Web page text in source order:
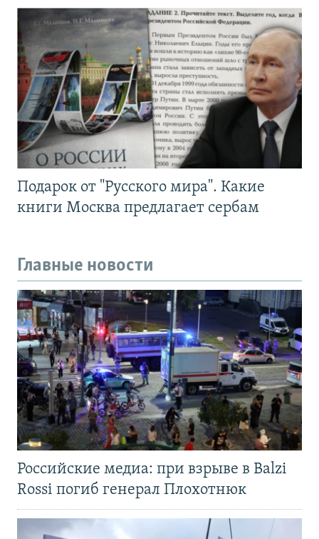
Подарок от "Русского мира". Какие
книги Москва предлагает сербам
Главные новости
Российские медиа: при взрыве в Balzi
Rossi погиб генерал Плохотнюк